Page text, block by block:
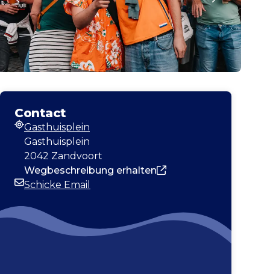
Contact
Adresse
Gasthuisplein
Gasthuisplein
2042 Zandvoort
Wegbeschreibung erhalten
Schicke Email